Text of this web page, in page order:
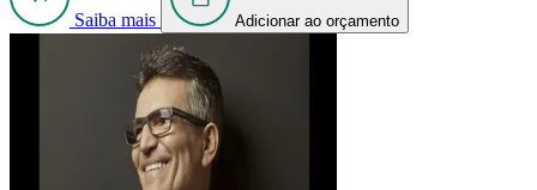
Saiba mais Adicionar ao orçamento